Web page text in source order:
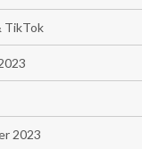
TikTok
2023